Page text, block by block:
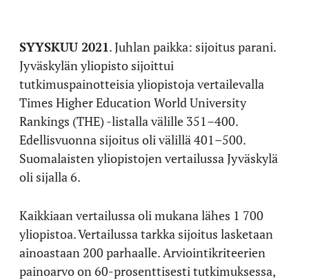
SYYSKUU 2021. Juhlan paikka: sijoitus parani.
Jyväskylän yliopisto sijoittui
tutkimuspainotteisia yliopistoja vertailevalla
Times Higher Education World University
Rankings (THE) -listalla välille 351–400.
Edellisvuonna sijoitus oli välillä 401–500.
Suomalaisten yliopistojen vertailussa Jyväskylä
oli sijalla 6.
Kaikkiaan vertailussa oli mukana lähes 1 700
yliopistoa. Vertailussa tarkka sijoitus lasketaan
ainoastaan 200 parhaalle. Arviointikriteerien
painoarvo on 60-prosenttisesti tutkimuksessa,